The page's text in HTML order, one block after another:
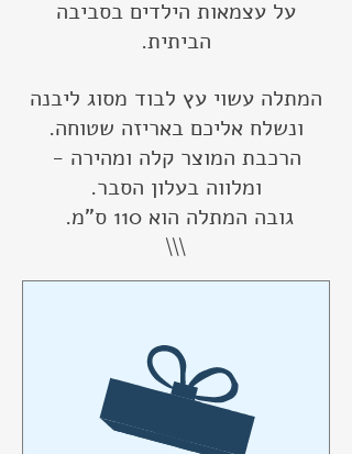
על עצמאות הילדים בסביבה
הביתית.
המתלה עשוי עץ לבוד מסוג ליבנה
ונשלח אליכם באריזה שטוחה.
הרכבת המוצר קלה ומהירה -
ומלווה בעלון הסבר.
גובה המתלה הוא 110 ס"מ.
\\\